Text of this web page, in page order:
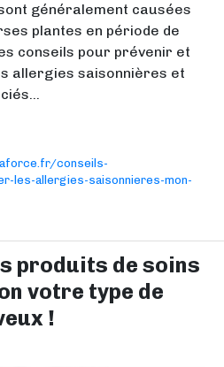
généralement causées
plantes en période de
conseils pour prévenir et
allergies saisonnières et
conseils-
les-allergies-saisonnieres-mon-
produits de soins
votre type de
!